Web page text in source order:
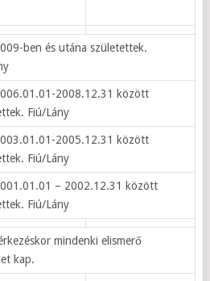
ben és utána születettek.
2008.12.31 között
Fiú/Lány
2005.12.31 között
Fiú/Lány
– 2002.12.31 között
Fiú/Lány
mindenki elismerő
kap.